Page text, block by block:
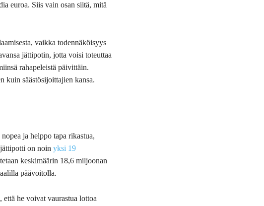
euroa. Siis vain osan siitä, mitä
vaikka todennäköisyys
jättipotin, jotta voisi toteuttaa
rahapeleistä päivittäin.
kuin säästösijoittajien kansa.
ja helppo tapa rikastua,
on noin yksi 19
keskimäärin 18,6 miljoonan
päävoitolla.
he voivat vaurastua lottoa